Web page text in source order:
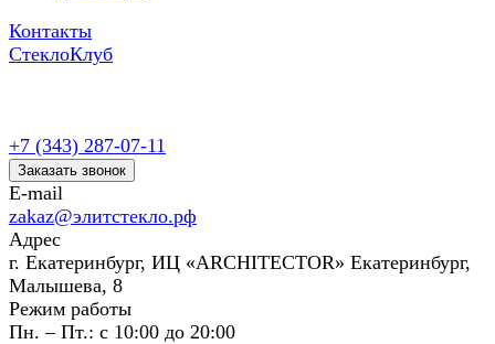
Контакты
СтеклоКлуб
+7 (343) 287-07-11
Заказать звонок
E-mail
zakaz@элитстекло.рф
Адрес
г. Екатеринбург, ИЦ «ARCHITECTOR» Екатеринбург,
Малышева, 8
Режим работы
Пн. – Пт.: с 10:00 до 20:00